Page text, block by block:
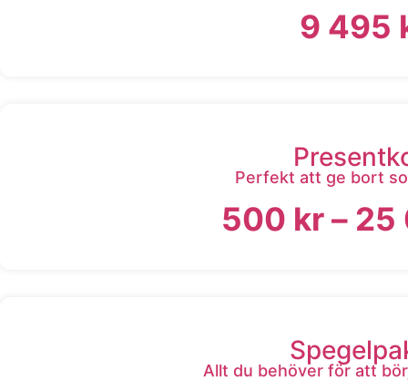
9 495
Perfekt att ge bort
500 kr–
Allt du behöver för att